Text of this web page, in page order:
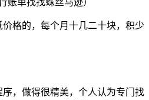
账单找找蛛丝马迹）
格的，每个月十几二十块，积少
，做得很精美，个人认为专门找